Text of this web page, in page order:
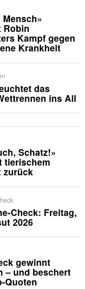
Robin
Kampf gegen
Krankheit
das
ins All
Schatz!»
tierischem
zurück
Check: Freitag,
2026
gewinnt
– und beschert
Quoten